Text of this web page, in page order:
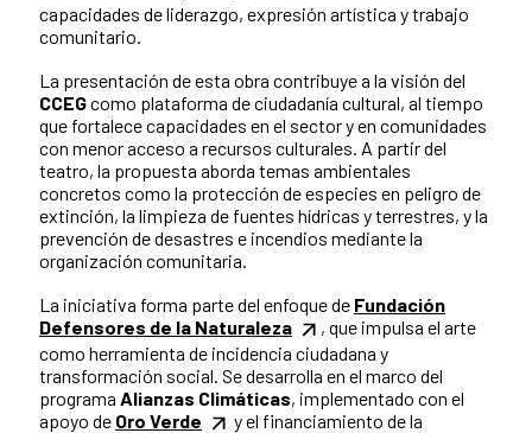
capacidades de liderazgo, expresión artística y trabajo
comunitario.
La presentación de esta obra contribuye a la visión del
CCEGcomo plataforma de ciudadanía cultural, al tiempo
que fortalece capacidades en el sector y en comunidades
con menor acceso a recursos culturales. A partir del
teatro, la propuesta aborda temas ambientales
concretos como la protección de especies en peligro de
extinción, la limpieza de fuentes hídricas y terrestres, y la
prevención de desastres e incendios mediante la
organización comunitaria.
La iniciativa forma parte del enfoque de Fundación
Defensores de la Naturaleza
, que impulsa el arte
como herramienta de incidencia ciudadana y
transformación social. Se desarrolla en el marco del
programa Alianzas Climáticas, implementado con el
apoyo de Oro Verde
y el financiamiento de la